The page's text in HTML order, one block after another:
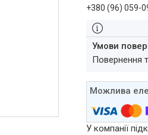
+380 (96) 059-
повернення
У компанії